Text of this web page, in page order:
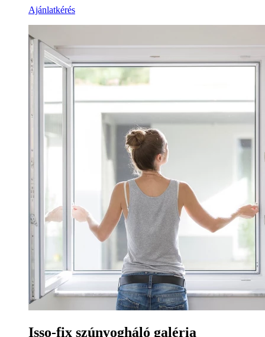
Ajánlatkérés
Isso-fix szúnyogháló galéria